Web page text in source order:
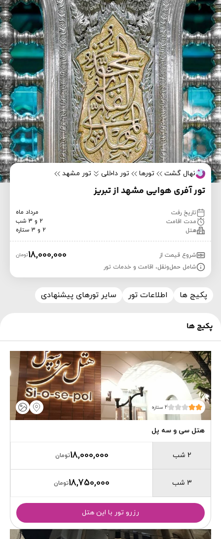
نهال گشت تورها تور داخلی تور مشهد
تور آفری هوایی مشهد از تبریز
تاریخ رفت
مرداد ماه
مدت اقامت
2 و 3 شب
هتل
2 و 3 ستاره
شروع قیمت از 18,000,000تومان
شامل حمل‌ونقل، اقامت و خدمات تور
پکیج ها اطلاعات تور سایر تورهای پیشنهادی
پکیج ها
2 ستاره
هتل سی و سه پل
2 شب
3 شب
18,000,000تومان
18,750,000تومان
رزرو تور با این هتل